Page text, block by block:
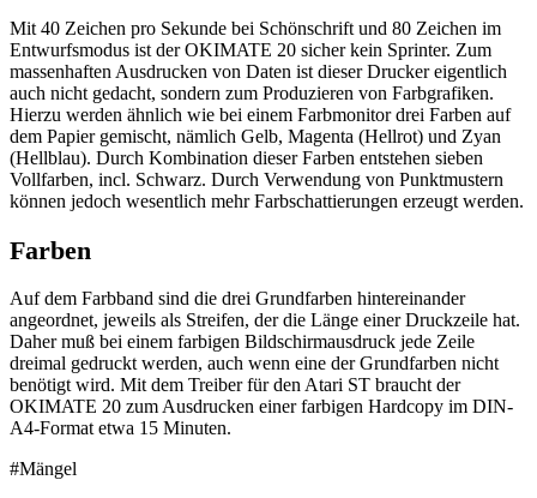
Mit 40 Zeichen pro Sekunde bei Schönschrift und 80 Zeichen im
Entwurfsmodus ist der OKIMATE 20 sicher kein Sprinter. Zum
massenhaften Ausdrucken von Daten ist dieser Drucker eigentlich
auch nicht gedacht, sondern zum Produzieren von Farbgrafiken.
Hierzu werden ähnlich wie bei einem Farbmonitor drei Farben auf
dem Papier gemischt, nämlich Gelb, Magenta (Hellrot) und Zyan
(Hellblau). Durch Kombination dieser Farben entstehen sieben
Vollfarben, incl. Schwarz. Durch Verwendung von Punktmustern
können jedoch wesentlich mehr Farbschattierungen erzeugt werden.
Farben
Auf dem Farbband sind die drei Grundfarben hintereinander
angeordnet, jeweils als Streifen, der die Länge einer Druckzeile hat.
Daher muß bei einem farbigen Bildschirmausdruck jede Zeile
dreimal gedruckt werden, auch wenn eine der Grundfarben nicht
benötigt wird. Mit dem Treiber für den Atari ST braucht der
OKIMATE 20 zum Ausdrucken einer farbigen Hardcopy im DIN-
A4-Format etwa 15 Minuten.
#Mängel